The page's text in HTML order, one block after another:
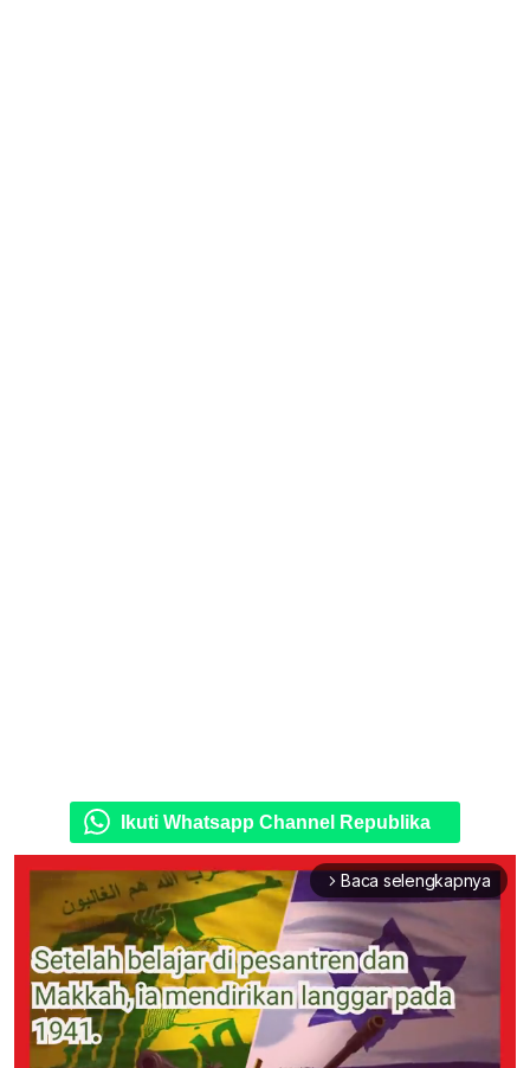
Ikuti Whatsapp Channel Republika
arrow_forward_ios Baca selengkapnya